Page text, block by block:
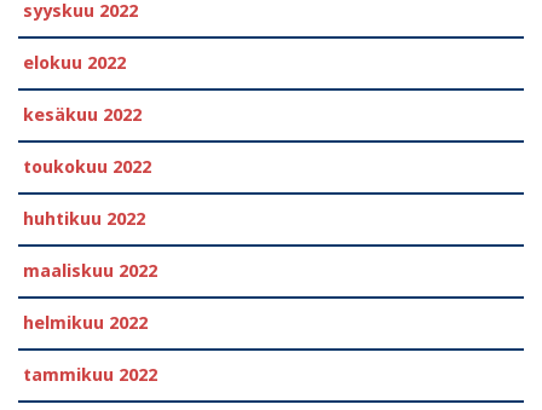
syyskuu 2022
elokuu 2022
kesäkuu 2022
toukokuu 2022
huhtikuu 2022
maaliskuu 2022
helmikuu 2022
tammikuu 2022